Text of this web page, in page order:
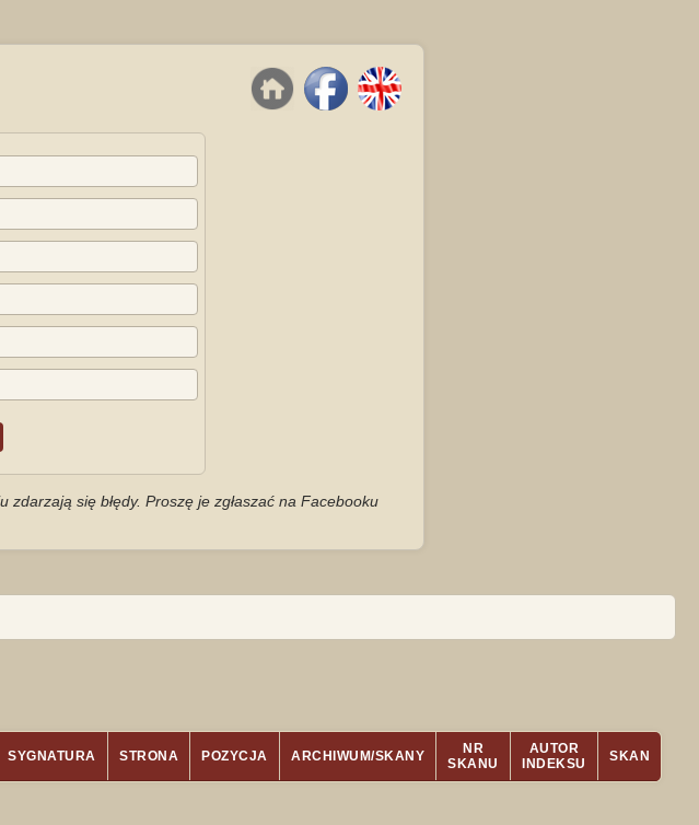
się błędy. Proszę je zgłaszać na Facebooku
SYGNATURA STRONA POZYCJA ARCHIWUM/SKANY
NR
SKANU
AUTOR
INDEKSU
SKAN